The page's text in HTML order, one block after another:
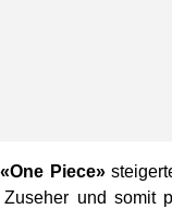
«One Piece»
Zuseher und somit